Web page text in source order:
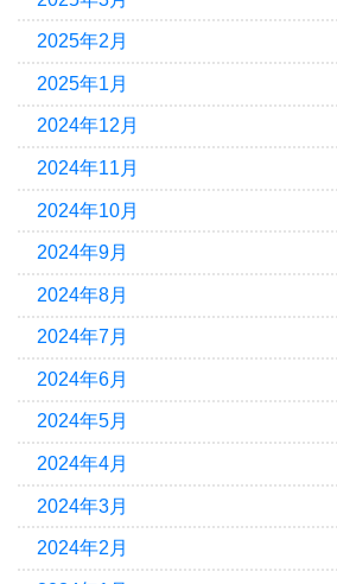
2025年2月
2025年1月
2024年12月
2024年11月
2024年10月
2024年9月
2024年8月
2024年7月
2024年6月
2024年5月
2024年4月
2024年3月
2024年2月